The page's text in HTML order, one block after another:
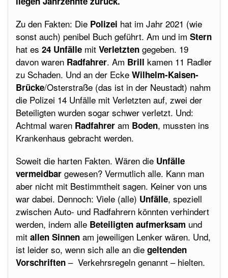
Zu den Fakten: Die Polizei hat im Jahr 2021 (wie
sonst auch) penibel Buch geführt. Am und im Stern
hat es 24 Unfälle mit Verletzten gegeben. 19
davon waren Radfahrer. Am Brill kamen 11 Radler
zu Schaden. Und an der Ecke Wilhelm-Kaisen-
Brücke/Osterstraße (das ist in der Neustadt) nahm
die Polizei 14 Unfälle mit Verletzten auf, zwei der
Beteiligten wurden sogar schwer verletzt. Und:
Achtmal waren Radfahrer am Boden, mussten ins
Krankenhaus gebracht werden.
Soweit die harten Fakten. Wären die Unfälle
vermeidbar gewesen? Vermutlich alle. Kann man
aber nicht mit Bestimmtheit sagen. Keiner von uns
war dabei. Dennoch: Viele (alle) Unfälle, speziell
zwischen Auto- und Radfahrern könnten verhindert
werden, indem alle Beteiligten aufmerksam und
mit allen Sinnen am jeweiligen Lenker wären. Und,
ist leider so, wenn sich alle an die geltenden
Vorschriften – Verkehrsregeln genannt – hielten.